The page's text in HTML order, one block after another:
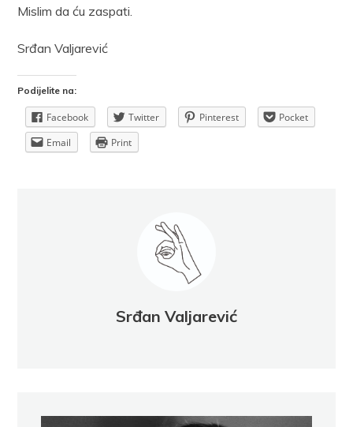
Mislim da ću zaspati.
Srđan Valjarević
Podijelite na:
Facebook Twitter Pinterest
Pocket
Email
Print
Srđan Valjarević